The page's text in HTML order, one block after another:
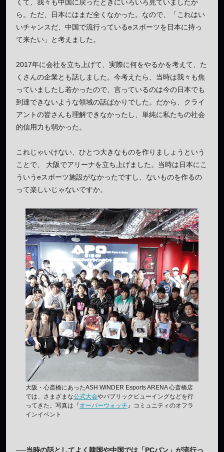
くて、我々も中国に戻ったときにいろいろ見ていましたか
ら。ただ、日本にはまだ全くなかった。なので、「これはい
いチャンスだ、中国で流行っているeスポーツを日本に持っ
て来たい」と考えました。
2017年に会社を立ち上げて、実際に何をやるかを考えて、た
くさんの企業とも話しました。今考えたら、当時は我々も焦
っていましたし若かったので、言っているのは今の日本でも
到達できないような領域の話ばかりでした。だから、クライ
アントの皆さんも理解できなかったし、単純に私たちの社会
的信用力も弱かった。
これじゃいけない、ひとつ大きなものを作りましょうという
ことで、 大阪でアリーナを立ち上げました。当時は日本にこ
ういうeスポーツ施設がなかったですし、ないものを作るの
って楽しいじゃないですか。
大阪・心斎橋にあったASH WINDER Esports ARENA 心斎橋店
では、さまざまな公式大会やパブリックビューイングなどを行
ってきた。写真は『オーバーウォッチ』コミュニティのオフラ
インイベント
──当時の話としてよく韓国や中国では「PCバン」が流行っ